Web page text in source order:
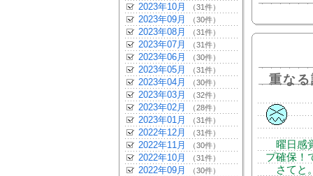
2023年10月 （31件）
2023年09月 （30件）
2023年08月 （31件）
2023年07月 （31件）
2023年06月 （30件）
2023年05月 （31件）
2023年04月 （30件）
2023年03月 （32件）
2023年02月 （28件）
2023年01月 （31件）
2022年12月 （31件）
2022年11月 （30件）
2022年10月 （31件）
2022年09月 （30件）
重な
曜日感
プ確保！
さてと